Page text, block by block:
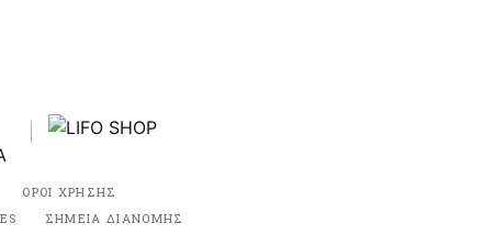
ΟΡΟΙ ΧΡΗΣΗΣ
ΣΗΜΕΙΑ ΔΙΑΝΟΜΗΣ